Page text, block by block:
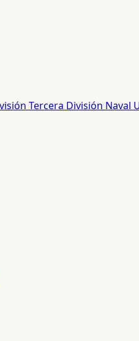
Tercera División Naval